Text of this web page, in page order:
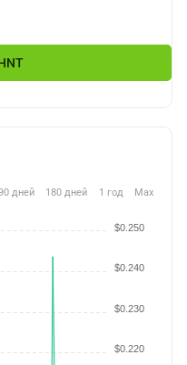
дней 180 дней 1 год Max
$0.220
$0.230
$0.240
$0.250